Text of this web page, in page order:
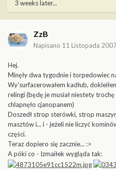
3 weeks later...
ZzB
Napisano 11 Listopada
Hej.
Minęły dwa tygodnie i torpedowiec
Wy'surfacerowałem kadłub,
relingi (będę je musiał niestety
chlapnęło cjanopanem)
Doszedł strop sterówki, strop
masztów i... i - jeżeli nie liczyć
części.
Teraz dopiero się zacznie... :>
A póki co - Izmaiłek wygląda tak: